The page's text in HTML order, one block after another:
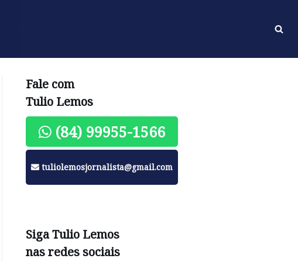
Fale com
Tulio Lemos
(84) 99955-1566
tuliolemosjornalista@gmail.com
Siga Tulio Lemos
nas redes sociais